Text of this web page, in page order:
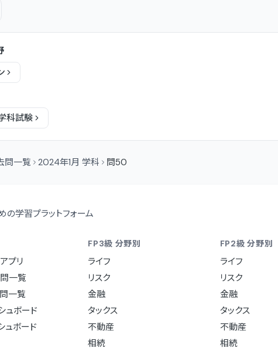
科試験
問一覧 2024年1月 学科 問50
学習プラットフォーム
プリ
一覧
一覧
ュボード
ュボード
FP3級 分野別
ライフ
リスク
金融
タックス
不動産
相続
FP2級 分野別
ライフ
リスク
金融
タックス
不動産
相続